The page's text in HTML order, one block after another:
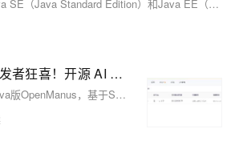
在Java编程世界中，Java SE（Java Standard Edition）和Java EE（Java Enterprise Edition）是两个重要的平台版本，它们各自有着独特的定位和应用场景。理解它们之间的差异，对于开发者选择合适的技术栈进行项目开发至关重要。
阿里出手！Java 开发者狂喜！开源 AI Agent 框架 JManus 来了，初次见面就心动～
JManus是阿里开源的Java版OpenManus，基于Spring AI Alibaba框架，助力Java开发者便捷应用AI技术。支持多Agent框架、网页配置、MCP协议及PLAN-ACT模式，可集成多模型，适配阿里云百炼平台与本地ollama。提供Docker与源码部署方式，具备无限上下文处理能力，适用于复杂AI场景。当前仍在完善模型配置等功能，欢迎参与开源共建。